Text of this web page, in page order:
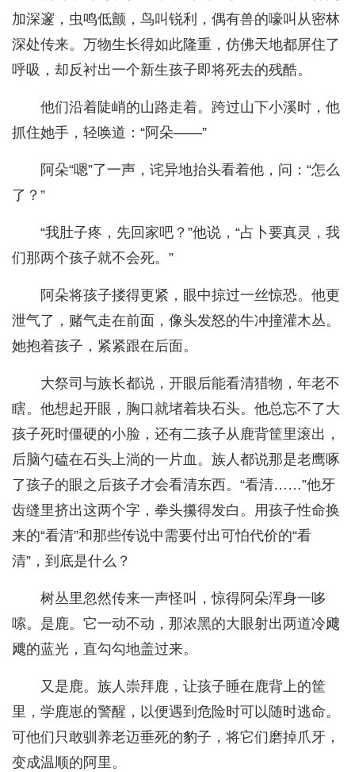
加深邃，虫鸣低颤，鸟叫锐利，偶有兽的嚎叫从密林
深处传来。万物生长得如此隆重，仿佛天地都屏住了
呼吸，却反衬出一个新生孩子即将死去的残酷。
他们沿着陡峭的山路走着。跨过山下小溪时，他
抓住她手，轻唤道：“阿朵——”
阿朵“嗯”了一声，诧异地抬头看着他，问：“怎么
了？”
“我肚子疼，先回家吧？”他说，“占卜要真灵，我
们那两个孩子就不会死。”
阿朵将孩子搂得更紧，眼中掠过一丝惊恐。他更
泄气了，赌气走在前面，像头发怒的牛冲撞灌木丛。
她抱着孩子，紧紧跟在后面。
大祭司与族长都说，开眼后能看清猎物，年老不
瞎。他想起开眼，胸口就堵着块石头。他总忘不了大
孩子死时僵硬的小脸，还有二孩子从鹿背筐里滚出，
后脑勺磕在石头上淌的一片血。族人都说那是老鹰啄
了孩子的眼之后孩子才会看清东西。“看清……”他牙
齿缝里挤出这两个字，拳头攥得发白。用孩子性命换
来的“看清”和那些传说中需要付出可怕代价的“看
清”，到底是什么？
树丛里忽然传来一声怪叫，惊得阿朵浑身一哆
嗦。是鹿。它一动不动，那浓黑的大眼射出两道冷飕
飕的蓝光，直勾勾地盖过来。
又是鹿。族人崇拜鹿，让孩子睡在鹿背上的筐
里，学鹿崽的警醒，以便遇到危险时可以随时逃命。
可他们只敢驯养老迈垂死的豹子，将它们磨掉爪牙，
变成温顺的阿里。